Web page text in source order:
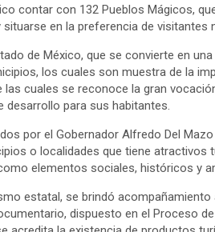
contar con 132 Pueblos Mágicos,
en la preferencia de visitantes
de México, que se convierte en
los cuales son muestra de la
las cuales se reconoce la gran
desarrollo para sus habitantes.
por el Gobernador Alfredo Del
o localidades que tiene
elementos sociales, históricos y
estatal, se brindó
dispuesto en el Proceso